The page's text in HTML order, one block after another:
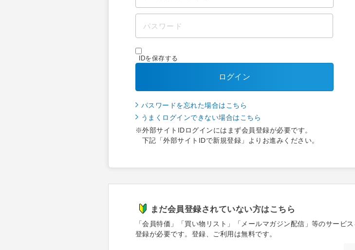
IDを保存する
ログイン
パスワードを忘れた場合はこちら
うまくログインできない場合はこちら
※外部サイトIDログインにはまず会員登録が必要です。
下記「外部サイトIDで新規登録」よりお進みください。
まだ会員登録されていない方はこちら
「会員特価」「買い物リスト」「メールマガジン配信」等のサービ
登録が必要です。登録、ご利用は無料です。